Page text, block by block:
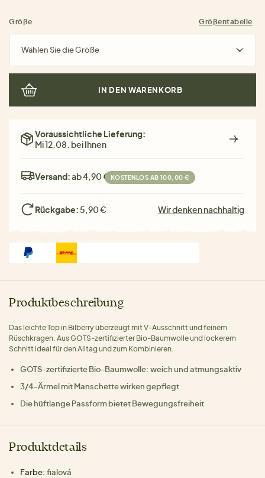
Größe Größentabelle
Wählen Sie die Größe
IN DEN WARENKORB
Voraussichtliche Lieferung:
Mi 12.08. bei Ihnen
Versand:ab 4,90 € KOSTENLOS AB 100,00 €
Rückgabe: 5,90 € Wir denken nachhaltig
Produktbeschreibung
Das leichte Top in Bilberry überzeugt mit V-Ausschnitt und feinem
Rüschkragen. Aus GOTS-zertifizierter Bio-Baumwolle und lockerem
Schnitt ideal für den Alltag und zum Kombinieren.
GOTS-zertifizierte Bio-Baumwolle: weich und atmungsaktiv
3/4-Ärmel mit Manschette wirken gepflegt
Die hüftlange Passform bietet Bewegungsfreiheit
Produktdetails
Farbe: fialová